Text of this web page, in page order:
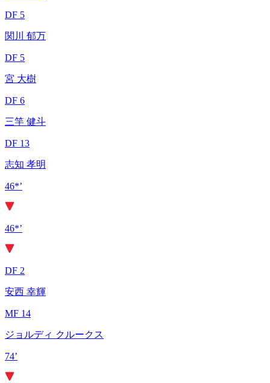
DF 5
関川 郁万
DF 5
宮 大樹
DF 6
三竿 健斗
DF 13
志知 孝明
46*’
46*’
DF 2
安西 幸輝
MF 14
ジョルディ クルークス
74’